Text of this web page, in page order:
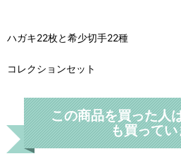
ハガキ22枚と希少切手22種
コレクションセット
この商品を買った人
も買ってい